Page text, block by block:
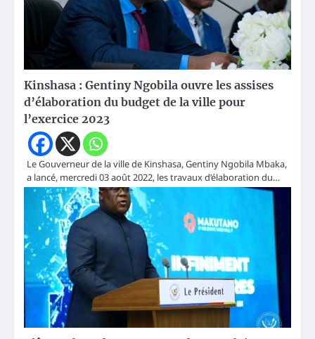
Kinshasa : Gentiny Ngobila ouvre les assises
d’élaboration du budget de la ville pour
l’exercice 2023
Le Gouverneur de la ville de Kinshasa, Gentiny Ngobila Mbaka,
a lancé, mercredi 03 août 2022, les travaux d’élaboration du…